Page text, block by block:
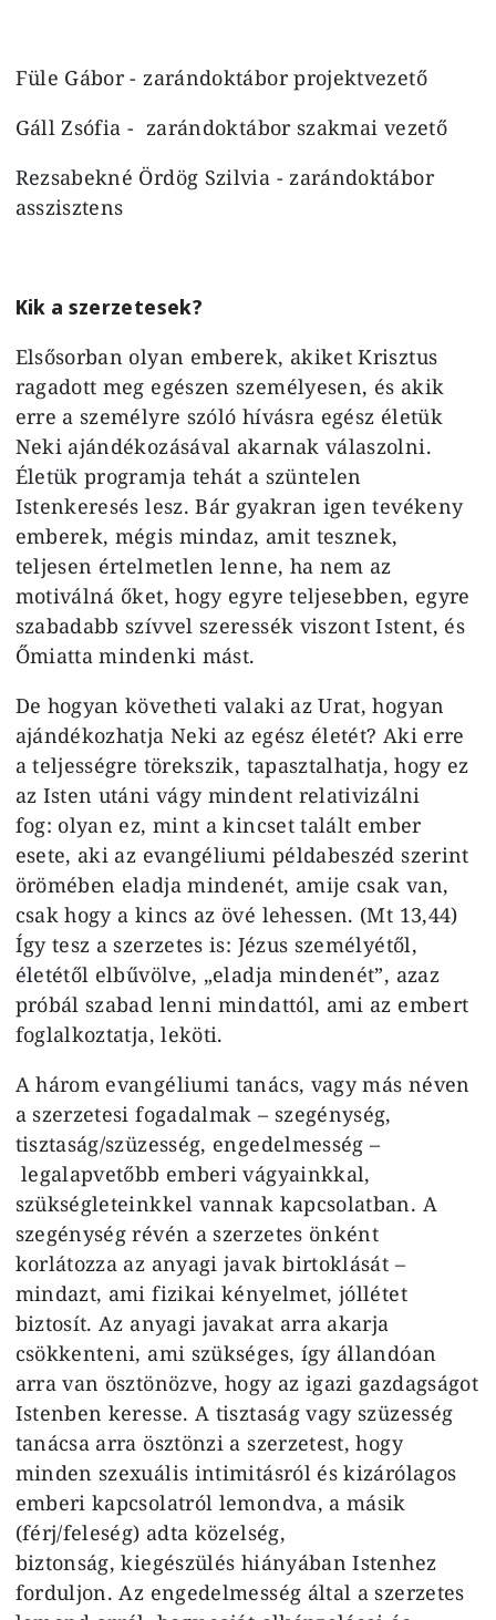
Füle Gábor - zarándoktábor projektvezető
Gáll Zsófia - zarándoktábor szakmai vezető
Rezsabekné Ördög Szilvia - zarándoktábor
asszisztens
Kik a szerzetesek?
Elsősorban olyan emberek, akiket Krisztus
ragadott meg egészen személyesen, és akik
erre a személyre szóló hívásra egész életük
Neki ajándékozásával akarnak válaszolni.
Életük programja tehát a szüntelen
Istenkeresés lesz. Bár gyakran igen tevékeny
emberek, mégis mindaz, amit tesznek,
teljesen értelmetlen lenne, ha nem az
motiválná őket, hogy egyre teljesebben, egyre
szabadabb szívvel szeressék viszont Istent, és
Őmiatta mindenki mást.
De hogyan követheti valaki az Urat, hogyan
ajándékozhatja Neki az egész életét? Aki erre
a teljességre törekszik, tapasztalhatja, hogy ez
az Isten utáni vágy mindent relativizálni
fog: olyan ez, mint a kincset talált ember
esete, aki az evangéliumi példabeszéd szerint
örömében eladja mindenét, amije csak van,
csak hogy a kincs az övé lehessen. (Mt 13,44)
Így tesz a szerzetes is: Jézus személyétől,
életétől elbűvölve, „eladja mindenét”, azaz
próbál szabad lenni mindattól, ami az embert
foglalkoztatja, leköti.
A három evangéliumi tanács, vagy más néven
a szerzetesi fogadalmak – szegénység,
tisztaság/szüzesség, engedelmesség –
legalapvetőbb emberi vágyainkkal,
szükségleteinkkel vannak kapcsolatban. A
szegénység révén a szerzetes önként
korlátozza az anyagi javak birtoklását –
mindazt, ami fizikai kényelmet, jóllétet
biztosít. Az anyagi javakat arra akarja
csökkenteni, ami szükséges, így állandóan
arra van ösztönözve, hogy az igazi gazdagságot
Istenben keresse. A tisztaság vagy szüzesség
tanácsa arra ösztönzi a szerzetest, hogy
minden szexuális intimitásról és kizárólagos
emberi kapcsolatról lemondva, a másik
(férj/feleség) adta közelség,
biztonság, kiegészülés hiányában Istenhez
forduljon. Az engedelmesség által a szerzetes